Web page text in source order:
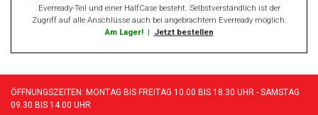
Everready-Teil und einer HalfCase besteht. Selbstverständlich ist der
Zugriff auf alle Anschlüsse auch bei angebrachtem Everready möglich.
Am Lager! | Jetzt bestellen
ÖFFNUNGSZEITEN: MONTAG BIS FREITAG 10.00 BIS 18.30 UHR - SAMSTAG
09.30 BIS 14.00 UHR